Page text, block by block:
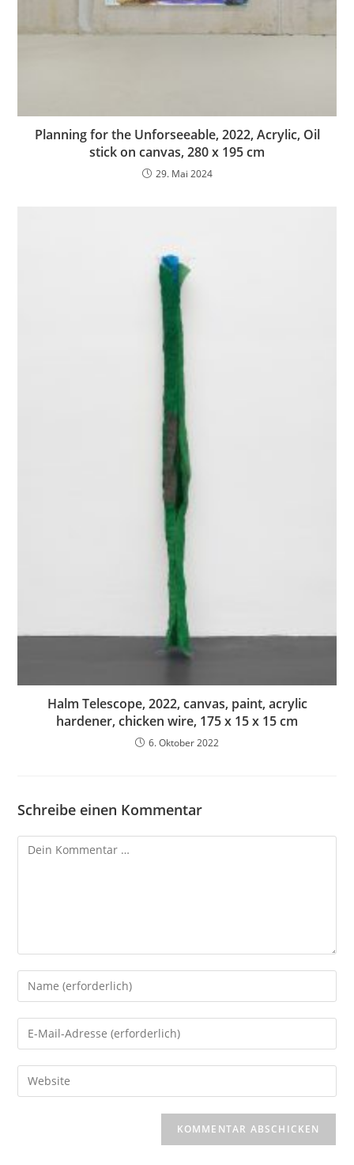
Planning for the Unforseeable, 2022, Acrylic, Oil
stick on canvas, 280 x 195 cm
29. Mai 2024
Halm Telescope, 2022, canvas, paint, acrylic
hardener, chicken wire, 175 x 15 x 15 cm
6. Oktober 2022
Schreibe einen Kommentar